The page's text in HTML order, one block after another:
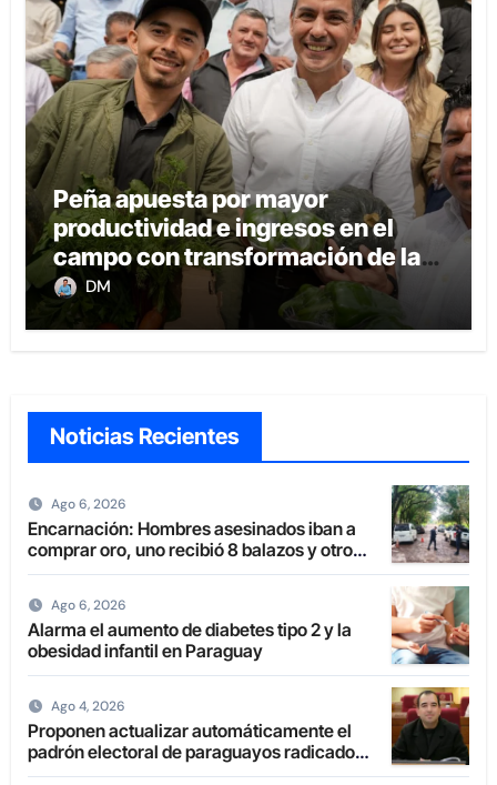
Peña apuesta por mayor
productividad e ingresos en el
campo con transformación de la
agricultura familiar
DM
Noticias Recientes
Ago 6, 2026
Encarnación: Hombres asesinados iban a
comprar oro, uno recibió 8 balazos y otro
uno en la boca
Ago 6, 2026
Alarma el aumento de diabetes tipo 2 y la
obesidad infantil en Paraguay
Ago 4, 2026
Proponen actualizar automáticamente el
padrón electoral de paraguayos radicados
en el extranjero